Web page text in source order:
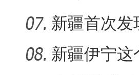
何生长
新疆首次
葬，系南
新疆伊宁